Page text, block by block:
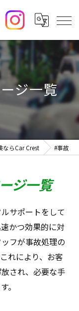
ジ一覧
ならCar Crest #事故
ジ一覧
サポートをして
かつ効果的に対
フが事故処理の
れにより、お客
され、必要な手
。